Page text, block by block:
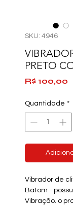
SKU: 4946
PRETO
R$ 100,00
Quantidade *
Vibrador de
Batom -
Vibração. o